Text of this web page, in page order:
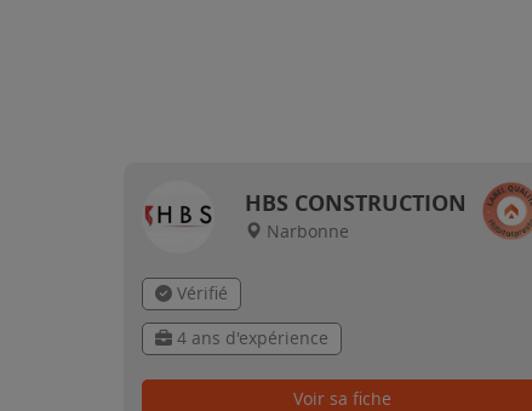
HBS CONSTRUCTION
Narbonne
Vérifié
4 ans d'expérience
Voir sa fiche